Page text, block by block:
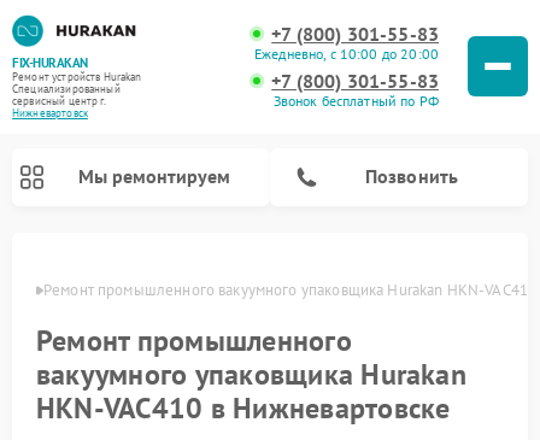
FIX-HURAKAN
Ремонт устройств Hurakan
Специализированный
cервисный центр г.
Нижневартовск
+7 (800) 301-55-83
Ежедневно, с 10:00 до 20:00
+7 (800) 301-55-83
Звонок бесплатный по РФ
Мы ремонтируем Позвонить
Ремонт промышленного вакуумного упаковщика Hurakan HKN-
Ремонт промышленного
вакуумного упаковщика Hurakan
HKN-VAC410 в Нижневартовске